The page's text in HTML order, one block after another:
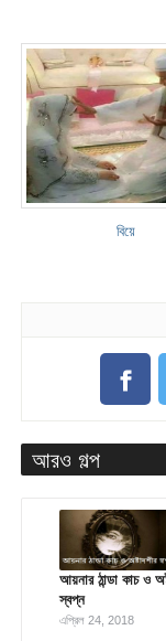
বিয়ে
আরও গল্প
আয়নার ঠান্ডা কাচ ও
স্বপ্ন
এপ্রিল 24, 2018